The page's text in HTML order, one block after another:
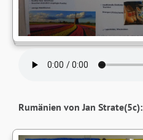
Rumänien von Jan Strate(5c):